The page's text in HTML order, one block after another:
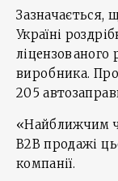
Зазначається,
Україні
ліцензованого
виробника.
205
«Найближчим
B2B продажі
компанії.